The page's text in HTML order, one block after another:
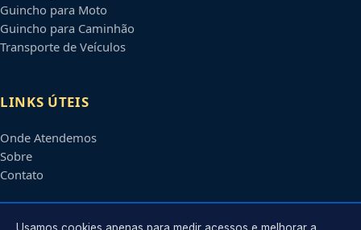
Guincho para Moto
Guincho para Caminhão
Transporte de Veículos
LINKS ÚTEIS
Onde Atendemos
Sobre
Contato